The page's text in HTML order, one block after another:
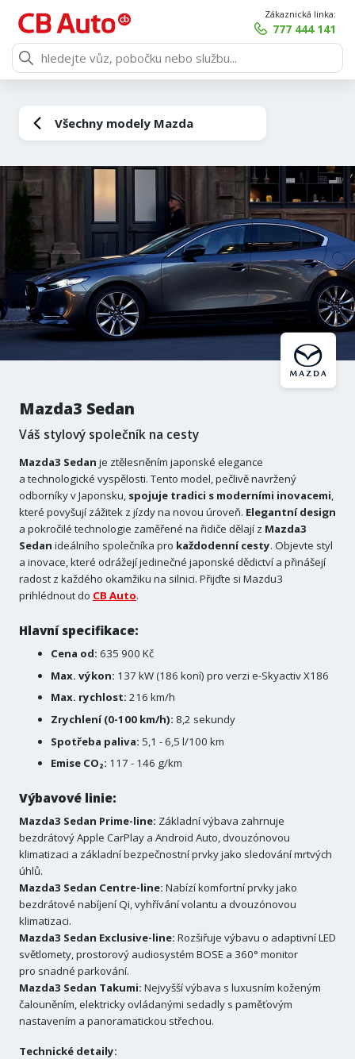
Zákaznická linka:
777 444 141
Všechny modely Mazda
Mazda3 Sedan
Váš stylový společník na cesty
Mazda3 Sedan je ztělesněním japonské elegance
a technologické vyspělosti. Tento model, pečlivě navržený
odborníky v Japonsku, spojuje tradici s moderními inovacemi,
které povyšují zážitek z jízdy na novou úroveň. Elegantní design
a pokročilé technologie zaměřené na řidiče dělají z Mazda3
Sedan ideálního společníka pro každodenní cesty. Objevte styl
a inovace, které odrážejí jedinečné japonské dědictví a přinášejí
radost z každého okamžiku na silnici. Přijďte si Mazdu3
prihlédnout do CB Auto.
Hlavní specifikace:
Cena od: 635 900 Kč
Max. výkon: 137 kW (186 koní) pro verzi e-Skyactiv X186
Max. rychlost: 216 km/h
Zrychlení (0-100 km/h): 8,2 sekundy
Spotřeba paliva: 5,1 - 6,5 l/100 km
Emise CO₂: 117 - 146 g/km
Výbavové linie:
Mazda3 Sedan Prime-line: Základní výbava zahrnuje
bezdrátový Apple CarPlay a Android Auto, dvouzónovou
klimatizaci a základní bezpečnostní prvky jako sledování mrtvých
úhlů.
Mazda3 Sedan Centre-line: Nabízí komfortní prvky jako
bezdrátové nabíjení Qi, vyhřívání volantu a dvouzónovou
klimatizaci.
Mazda3 Sedan Exclusive-line: Rozšiřuje výbavu o adaptivní LED
světlomety, prostorový audiosystém BOSE a 360° monitor
pro snadné parkování.
Mazda3 Sedan Takumi: Nejvyšší výbava s luxusním koženým
čalouněním, elektricky ovládanými sedadly s paměťovým
nastavením a panoramatickou střechou.
Technické detaily: